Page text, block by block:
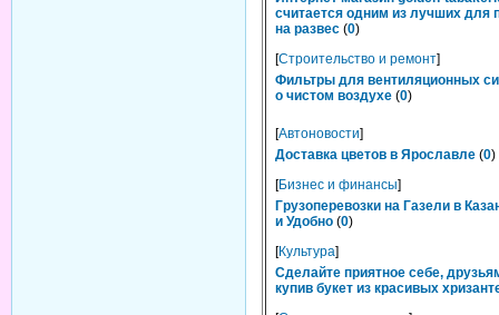
считается одним из лучших для
на развес (0)
[Строительство и ремонт]
Фильтры для вентиляционных
о чистом воздухе (0)
[Автоновости]
Доставка цветов в Ярославле (0)
[Бизнес и финансы]
Грузоперевозки на Газели в
и Удобно (0)
[Культура]
Сделайте приятное себе,
купив букет из красивых